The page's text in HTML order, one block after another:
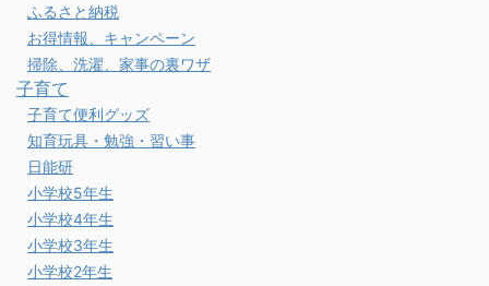
ふるさと納税
お得情報、キャンペーン
掃除、洗濯、家事の裏ワザ
子育て
子育て便利グッズ
知育玩具・勉強・習い事
日能研
小学校5年生
小学校4年生
小学校3年生
小学校2年生